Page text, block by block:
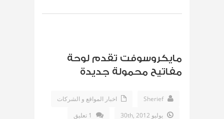
مايكروسوفت تقدم لوحة
مفاتيح محمولة جديدة
Sherief
اخبار المواقع و الشركات
يوليو 30th, 2012
1 تعليق